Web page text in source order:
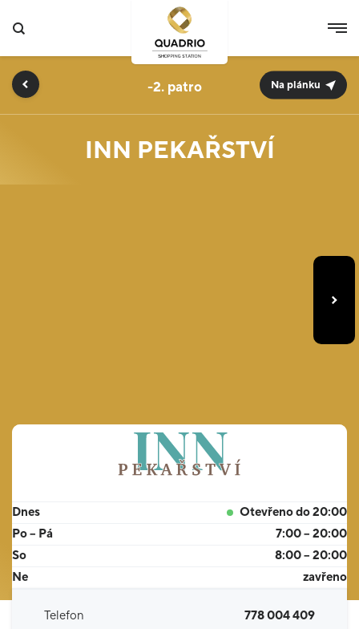
INN PEKAŘSTVÍ
-2. Na plánku
Dnes
Otevřeno do 20:00
Po – Pá
7:00 – 20:00
So
8:00 – 20:00
Ne
zavřeno
Telefon 778 004 409